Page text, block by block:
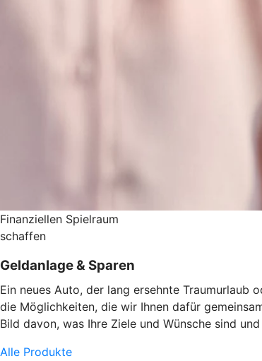
Finanziellen Spielraum
schaffen
Geldanlage & Sparen
Ein neues Auto, der lang ersehnte Traumurlaub
die Möglichkeiten, die wir Ihnen dafür
Bild davon, was Ihre Ziele und Wünsche sind
Alle Produkte